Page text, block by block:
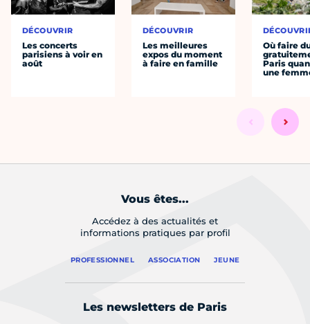
DÉCOUVRIR
Les concerts
parisiens à voir en
août
DÉCOUVRIR
Les meilleures
expos du moment
à faire en famille
Où faire
Paris
une
Vous êtes...
Accédez à des actualités et
informations pratiques par profil
PROFESSIONNEL ASSOCIATION JEUNE
Les newsletters de Paris